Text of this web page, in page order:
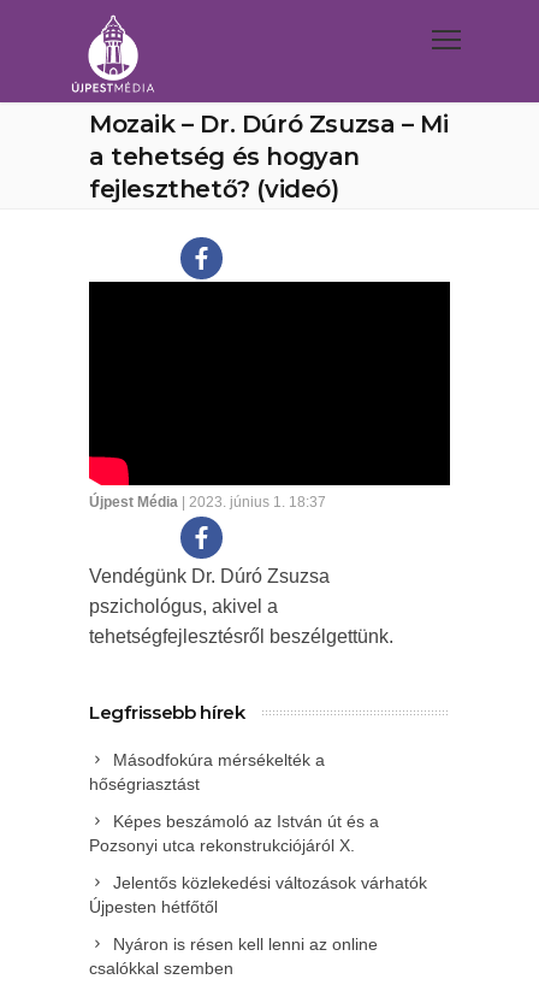
Mozaik – Dr. Dúró Zsuzsa – Mi
a tehetség és hogyan
fejleszthető? (videó)
Újpest Média | 2023. június 1. 18:37
Vendégünk Dr. Dúró Zsuzsa
pszichológus, akivel a
tehetségfejlesztésről beszélgettünk.
Legfrissebb hírek
Másodfokúra mérsékelték a
hőségriasztást
Képes beszámoló az István út és a
Pozsonyi utca rekonstrukciójáról X.
Jelentős közlekedési változások várhatók
Újpesten hétfőtől
Nyáron is résen kell lenni az online
csalókkal szemben